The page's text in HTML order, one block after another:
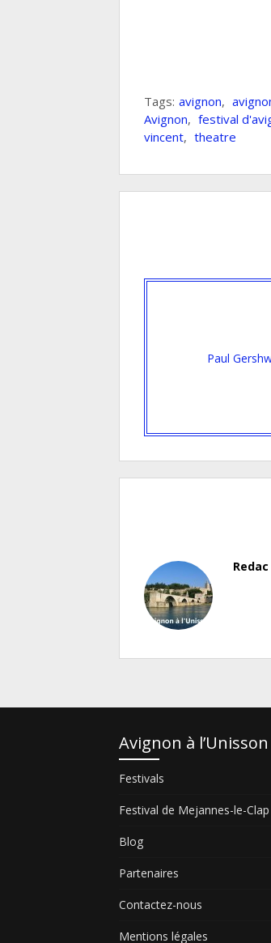
Tags: avignon,
Avignon, festival
vincent, theatre
Paul
Avignon à l’Unisson
Festivals
Festival de Mejannes-le-Clap
Blog
Partenaires
Contactez-nous
Mentions légales